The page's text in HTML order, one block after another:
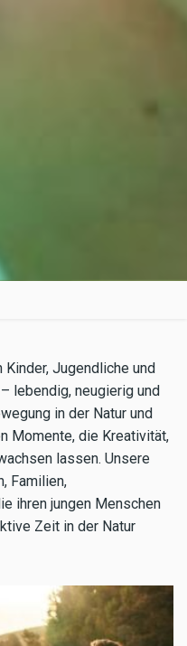
Kinder, Jugendliche und
lebendig, neugierig und
in der Natur und
Momente, die Kreativität,
lassen. Unsere
Familien,
ihren jungen Menschen
Zeit in der Natur